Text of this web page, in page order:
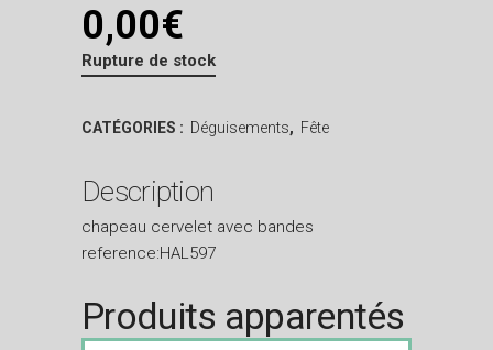
0,00€
Rupture de stock
CATÉGORIES : Déguisements, Fête
Description
chapeau cervelet avec bandes
reference:HAL597
Produits apparentés